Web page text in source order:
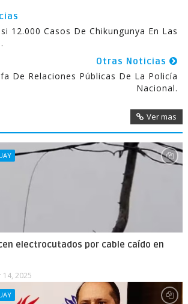
12.000 Casos De Chikungunya En Las
Otras Noticias
De Relaciones Públicas De La Policía
Nacional.
Ver mas
electrocutados por cable caído en
14, 2025